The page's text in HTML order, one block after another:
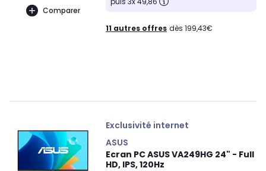
Comparer
11 autres offres dès 199,43€
Exclusivité internet
ASUS
Ecran PC ASUS VA249HG 24" - Full
HD, IPS, 120Hz